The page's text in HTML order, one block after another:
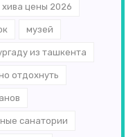
хива цены 2026
музей
из ташкента
отдохнуть
санатории